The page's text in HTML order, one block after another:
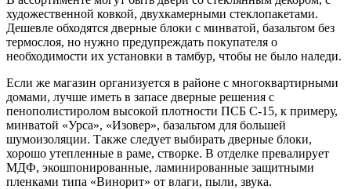
художественной ковкой, двухкамерными стеклопакетами.
Дешевле обходятся дверные блоки с минватой, базальтом без
термослоя, но нужно предупреждать покупателя о
необходимости их установки в тамбур, чтобы не было наледи.
Если же магазин организуется в районе с многоквартирными
домами, лучше иметь в запасе дверные решения с
пенополистиролом высокой плотности ПСБ С-15, к примеру,
минватой «Урса», «Изовер», базальтом для большей
шумоизоляции. Также следует выбирать дверные блоки,
хорошо утепленные в раме, створке. В отделке превалирует
МДФ, экошпонированные, ламинированные защитными
пленками типа «Винорит» от влаги, пыли, звука.